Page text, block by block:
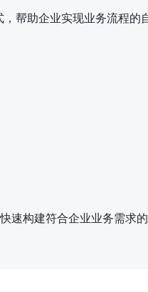
帮助企业实现业务流程的
构建符合企业业务需求